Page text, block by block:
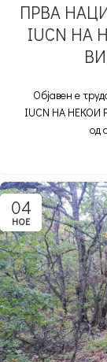
ПРВА
IUCN НА
Објавен е
IUCN НА
од
04
НОЕ